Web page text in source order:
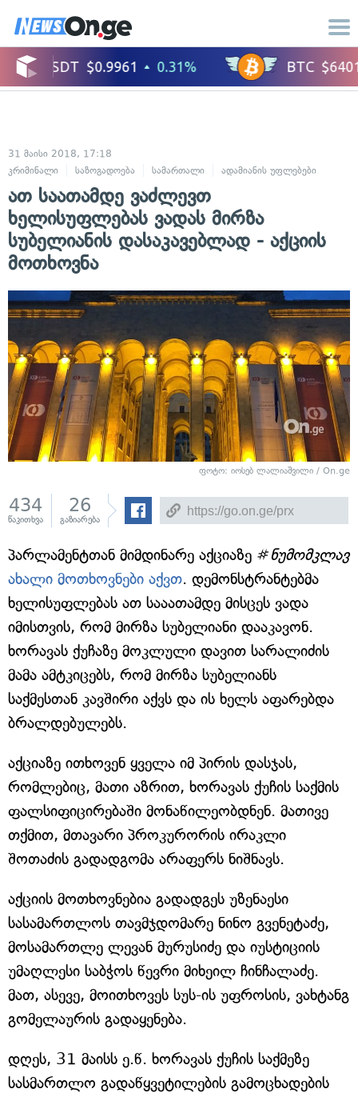
31 მაისი 2018, 17:18
კრიმინალი
საზოგადოება სამართალი ადამიანის უფლებები
ათ საათამდე ვაძლევთ
ხელისუფლებას ვადას მირზა
სუბელიანის დასაკავებლად - აქციის
მოთხოვნა
ფოტო: იოსებ ლალიაშვილი / On.ge
434
წაკითხვა
26
გაზიარება
პარლამენტთან მიმდინარე აქციაზე #ნუმომკლავ
ახალი მოთხოვნები აქვთ. დემონსტრანტებმა
ხელისუფლებას ათ სააათამდე მისცეს ვადა
იმისთვის, რომ მირზა სუბელიანი დააკავონ.
ხორავას ქუჩაზე მოკლული დავით სარალიძის
მამა ამტკიცებს, რომ მირზა სუბელიანს
საქმესთან კავშირი აქვს და ის ხელს აფარებდა
ბრალდებულებს.
აქციაზე ითხოვენ ყველა იმ პირის დასჯას,
რომლებიც, მათი აზრით, ხორავას ქუჩის საქმის
ფალსიფიცირებაში მონაწილეობდნენ. მათივე
თქმით, მთავარი პროკურორის ირაკლი
შოთაძის გადადგომა არაფერს ნიშნავს.
აქციის მოთხოვნებია გადადგეს უზენაესი
სასამართლოს თავმჯდომარე ნინო გვენეტაძე,
მოსამართლე ლევან მურუსიძე და იუსტიციის
უმაღლესი საბჭოს წევრი მიხეილ ჩინჩალაძე.
მათ, ასევე, მოითხოვეს სუს-ის უფროსის, ვახტანგ
გომელაურის გადაყენება.
დღეს, 31 მაისს ე.წ. ხორავას ქუჩის საქმეზე
სასმართლო გადაწყვეტილების გამოცხადების